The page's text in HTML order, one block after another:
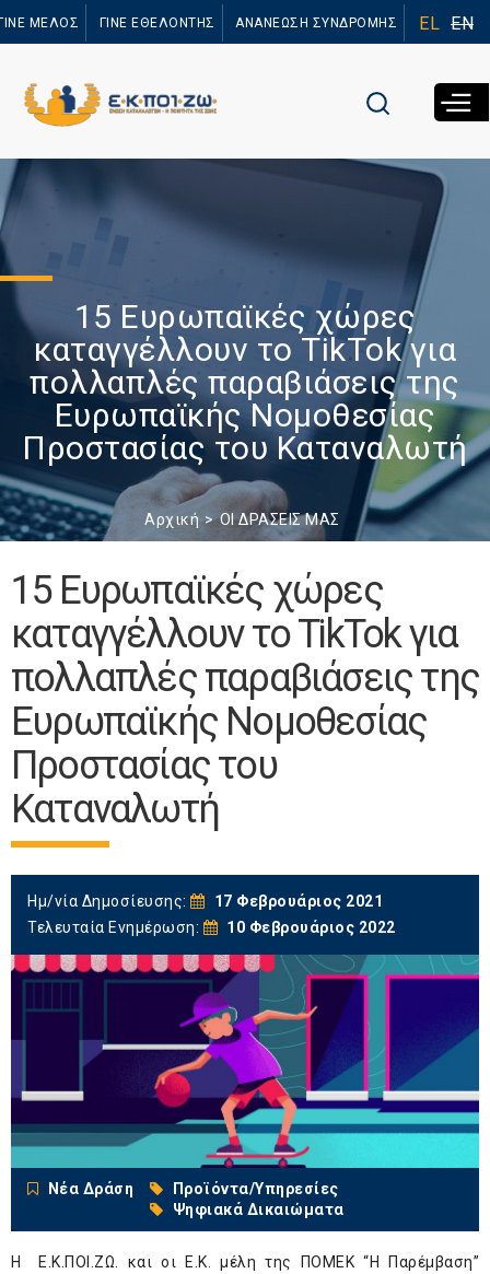
προς το
ΜΕΛΟΣ ΓΙΝΕ ΕΘΕΛΟΝΤΗΣ ΑΝΑΝΕΩΣΗ ΣΥΝΔΡΟΜΗΣ EL EN
15 Ευρωπαϊκές χώρες
καταγγέλλουν το TikTok για
πολλαπλές παραβιάσεις της
Ευρωπαϊκής Νομοθεσίας
Προστασίας του Καταναλωτή
Αρχική ΟΙ ΔΡΑΣΕΙΣ ΜΑΣ
15 Ευρωπαϊκές χώρες
καταγγέλλουν το TikTok για
πολλαπλές παραβιάσεις της
Ευρωπαϊκής Νομοθεσίας
Προστασίας του
Καταναλωτή
Ημ/νία Δημοσίευσης:
17 Φεβρουάριος 2021
Τελευταία Ενημέρωση:
10 Φεβρουάριος 2022
Νέα Δράση
Προϊόντα/Υπηρεσίες
Ψηφιακά Δικαιώματα
Η Ε.Κ.ΠΟΙ.ΖΩ. και οι Ε.Κ. μέλη της ΠΟΜΕΚ “Η Παρέμβαση”